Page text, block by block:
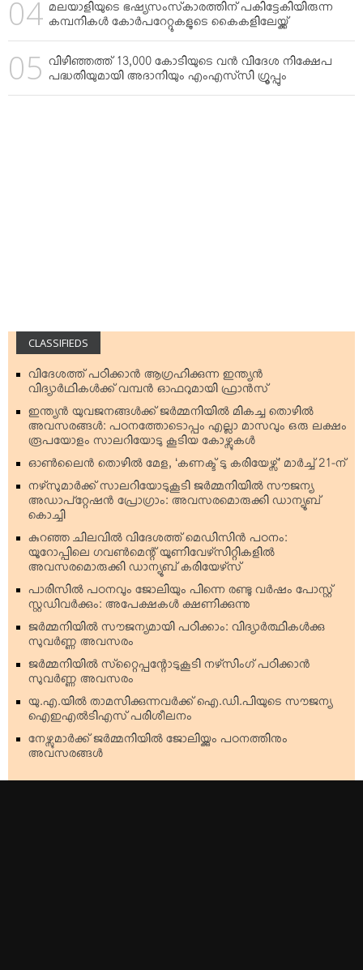
മലയാളിയുടെ ഭഷ്യസംസ്‌കാരത്തിന് പകിട്ടേകിയിരുന്ന
കമ്പനികള്‍ കോര്‍പറേറ്റുകളുടെ കൈകളിലേയ്ക്ക്
വിഴിഞ്ഞത്ത് 13,000 കോടിയുടെ വന്‍ വിദേശ നിക്ഷേപ
പദ്ധതിയുമായി അദാനിയും എംഎസ്‌സി ഗ്രൂപ്പും
CLASSIFIEDS
വിദേശത്ത് പഠിക്കാന്‍ ആഗ്രഹിക്കുന്ന ഇന്ത്യന്‍
വിദ്യാര്‍ഥികള്‍ക്ക് വമ്പന്‍ ഓഫറുമായി ഫ്രാന്‍സ്
ഇന്ത്യന്‍ യുവജനങ്ങള്‍ക്ക് ജര്‍മ്മനിയില്‍ മികച്ച തൊഴില്‍
അവസരങ്ങള്‍: പഠനത്തോടൊപ്പം എല്ലാ മാസവും ഒരു ലക്ഷം
രൂപയോളം സാലറിയോടു കൂടിയ കോഴ്സുകള്‍
ഓണ്‍ലൈന്‍ തൊഴില്‍ മേള, ‘കണക്ട് ടു കരിയേഴ്സ്’ മാര്‍ച്ച് 21-ന്
നഴ്‌സുമാര്‍ക്ക് സാലറിയോടുകൂടി ജര്‍മ്മനിയില്‍ സൗജന്യ
അഡാപ്റ്റേഷന്‍ പ്രോഗ്രാം: അവസരമൊരുക്കി ഡാന്യൂബ്
കൊച്ചി
കുറഞ്ഞ ചിലവില്‍ വിദേശത്ത് മെഡിസിന്‍ പഠനം:
യൂറോപ്പിലെ ഗവണ്‍മെന്റ് യൂണിവേഴ്‌സിറ്റികളില്‍
അവസരമൊരുക്കി ഡാന്യൂബ് കരിയേഴ്‌സ്
പാരിസില്‍ പഠനവും ജോലിയും പിന്നെ രണ്ടു വര്‍ഷം പോസ്റ്റ്
സ്റ്റഡിവര്‍ക്കും: അപേക്ഷകള്‍ ക്ഷണിക്കുന്നു
ജര്‍മ്മനിയില്‍ സൗജന്യമായി പഠിക്കാം: വിദ്യാര്‍ത്ഥികള്‍ക്കു
സുവര്‍ണ്ണ അവസരം
ജര്‍മ്മനിയില്‍ സ്‌റ്റൈപ്പന്റോടുകൂടി നഴ്‌സിംഗ് പഠിക്കാന്‍
സുവര്‍ണ്ണ അവസരം
യു.എ.യില്‍ താമസിക്കുന്നവര്‍ക്ക് ഐ.ഡി.പിയുടെ സൗജന്യ
ഐഇഎല്‍ടിഎസ് പരിശീലനം
നേഴ്സുമാര്‍ക്ക് ജര്‍മ്മനിയില്‍ ജോലിയ്ക്കും പഠനത്തിനും
അവസരങ്ങള്‍